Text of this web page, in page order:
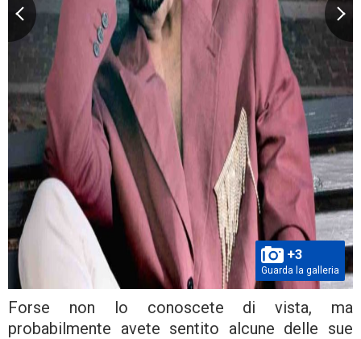
+3
Guarda la galleria
Forse non lo conoscete di vista, ma
probabilmente avete sentito alcune delle sue